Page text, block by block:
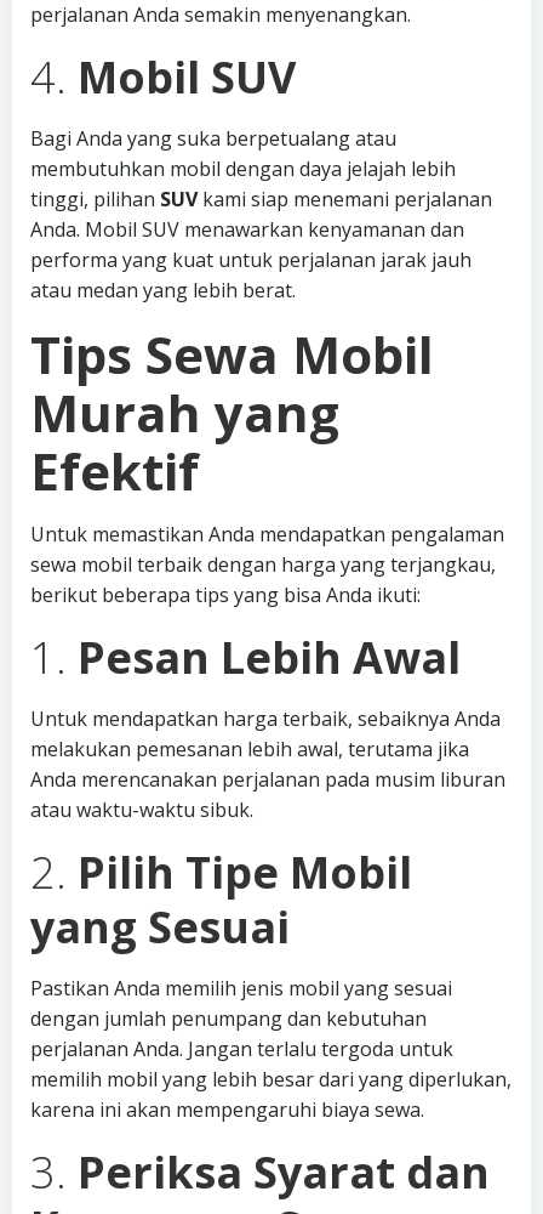
perjalanan Anda semakin menyenangkan.
4. Mobil SUV
Bagi Anda yang suka berpetualang atau
membutuhkan mobil dengan daya jelajah lebih
tinggi, pilihan SUVkami siap menemani perjalanan
Anda. Mobil SUV menawarkan kenyamanan dan
performa yang kuat untuk perjalanan jarak jauh
atau medan yang lebih berat.
Tips Sewa Mobil
Murah yang
Efektif
Untuk memastikan Anda mendapatkan pengalaman
sewa mobil terbaik dengan harga yang terjangkau,
berikut beberapa tips yang bisa Anda ikuti:
1. Pesan Lebih Awal
Untuk mendapatkan harga terbaik, sebaiknya Anda
melakukan pemesanan lebih awal, terutama jika
Anda merencanakan perjalanan pada musim liburan
atau waktu-waktu sibuk.
2. Pilih Tipe Mobil
yang Sesuai
Pastikan Anda memilih jenis mobil yang sesuai
dengan jumlah penumpang dan kebutuhan
perjalanan Anda. Jangan terlalu tergoda untuk
memilih mobil yang lebih besar dari yang diperlukan,
karena ini akan mempengaruhi biaya sewa.
3. Periksa Syarat dan